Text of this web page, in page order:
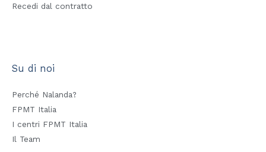
Recedi dal contratto
Su di noi
Perché Nalanda?
FPMT Italia
I centri FPMT Italia
Il Team